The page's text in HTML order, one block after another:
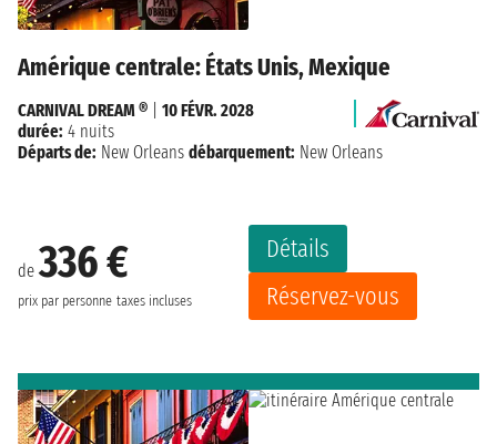
Amérique centrale: États Unis, Mexique
de336 €
prix par personne taxes incluses
Détails
Réservez-vous
CARNIVAL DREAM ®
10 FÉVR. 2028
durée: 4 nuits
Départs de: New Orleans débarquement: New Orleans